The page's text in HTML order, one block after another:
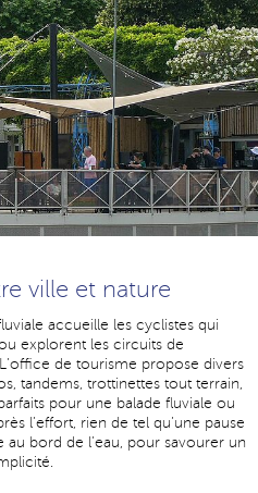
ville et nature
accueille les cyclistes qui
explorent les circuits de
’office de tourisme propose divers
tandems, trottinettes tout terrain,
pour une balade fluviale ou
l’effort, rien de tel qu’une pause
au bord de l’eau, pour savourer un